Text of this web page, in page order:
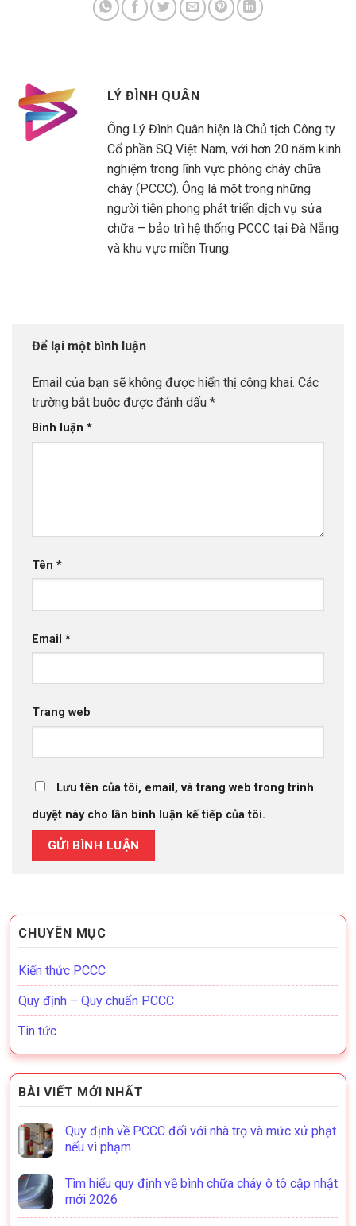
LÝ ĐÌNH QUÂN
Ông Lý Đình Quân hiện là Chủ tịch Công ty
Cổ phần SQ Việt Nam, với hơn 20 năm kinh
nghiệm trong lĩnh vực phòng cháy chữa
cháy (PCCC). Ông là một trong những
người tiên phong phát triển dịch vụ sửa
chữa – bảo trì hệ thống PCCC tại Đà Nẵng
và khu vực miền Trung.
Để lại một bình luận
Email của bạn sẽ không được hiển thị công khai. Các
trường bắt buộc được đánh dấu *
Bình luận *
Tên *
Email *
Trang web
Lưu tên của tôi, email, và trang web trong trình
duyệt này cho lần bình luận kế tiếp của tôi.
CHUYÊN MỤC
Kiến thức PCCC
Quy định – Quy chuẩn PCCC
Tin tức
BÀI VIẾT MỚI NHẤT
Quy định về PCCC đối với nhà trọ và mức xử phạt
nếu vi phạm
Tìm hiểu quy định về bình chữa cháy ô tô cập nhật
mới 2026